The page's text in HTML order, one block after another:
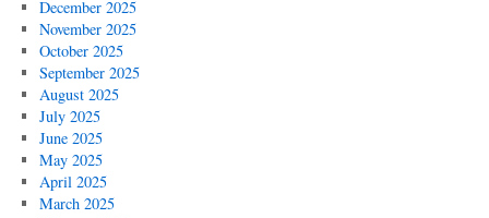
December 2025
November 2025
October 2025
September 2025
August 2025
July 2025
June 2025
May 2025
April 2025
March 2025